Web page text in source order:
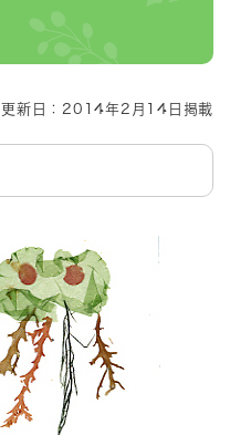
更新日：2014年2月14日掲載